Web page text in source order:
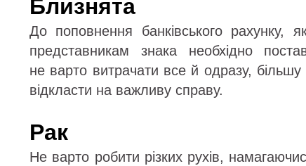
Близнята
До поповнення банківського
представникам знака необхідно
не варто витрачати все й одразу, більшу
відкласти на важливу справу.
Рак
Не варто робити різких рухів,